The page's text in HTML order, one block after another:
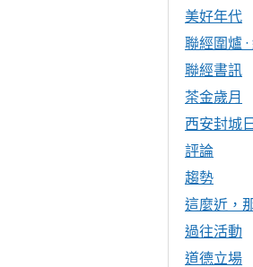
美好年代
聯經圍爐
聯經書訊
茶金歲月
西安封城
評論
趨勢
這麼近，
過往活動
道德立場